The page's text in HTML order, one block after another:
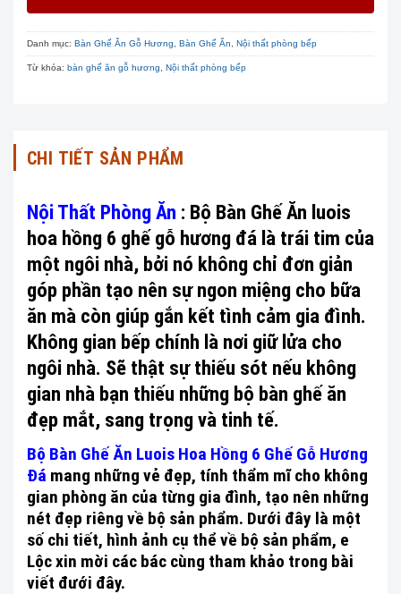
Danh mục: Bàn Ghế Ăn Gỗ Hương Bàn Ghế Ăn Nội thất phòng bếp
Từ khóa: bàn ghế ăn gỗ hương Nội thất phòng bếp
CHI TIẾT SẢN PHẨM
Nội Thất Phòng Ăn : Bộ Bàn Ghế Ăn luois
hoa hồng 6 ghế gỗ hương đá là trái tim của
một ngôi nhà, bởi nó không chỉ đơn giản
góp phần tạo nên sự ngon miệng cho bữa
ăn mà còn giúp gắn kết tình cảm gia đình.
Không gian bếp chính là nơi giữ lửa cho
ngôi nhà. Sẽ thật sự thiếu sót nếu không
gian nhà bạn thiếu những bộ bàn ghế ăn
đẹp mắt, sang trọng và tinh tế.
Bộ Bàn Ghế Ăn Luois Hoa Hồng 6 Ghế Gỗ Hương
Đá mang những vẻ đẹp, tính thẩm mĩ cho không
gian phòng ăn của từng gia đình, tạo nên những
nét đẹp riêng về bộ sản phẩm. Dưới đây là một
số chi tiết, hình ảnh cụ thể về bộ sản phẩm, e
Lộc xin mời các bác cùng tham khảo trong bài
viết đưới đây.